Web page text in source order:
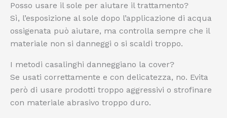
Posso usare il sole per aiutare il trattamento?
Sì, l’esposizione al sole dopo l’applicazione di acqua
ossigenata può aiutare, ma controlla sempre che il
materiale non si danneggi o si scaldi troppo.
I metodi casalinghi danneggiano la cover?
Se usati correttamente e con delicatezza, no. Evita
però di usare prodotti troppo aggressivi o strofinare
con materiale abrasivo troppo duro.